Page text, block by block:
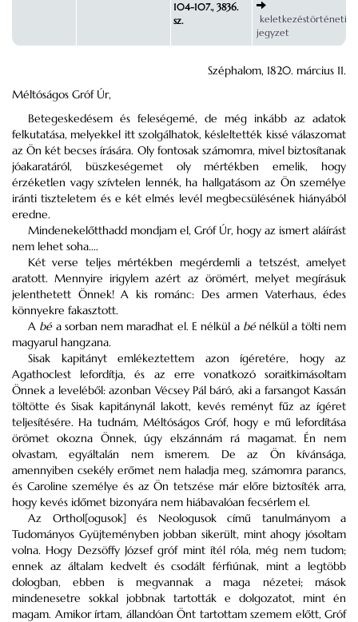
104-107., 3836.
sz.
keletkezéstörténeti
jegyzet
Széphalom, 1820. március 11.
Méltóságos Gróf Úr,
Betegeskedésem és feleségemé, de még inkább az adatok
felkutatása, melyekkel itt szolgálhatok, késleltették kissé válaszomat
az Ön két becses írására. Oly fontosak számomra, mivel biztosítanak
jóakaratáról, büszkeségemet oly mértékben emelik, hogy
érzéketlen vagy szívtelen lennék, ha hallgatásom az Ön személye
iránti tiszteletem és e két elmés levél megbecsülésének hiányából
eredne.
Mindenekelőtthadd mondjam el, Gróf Úr, hogy az ismert aláírást
nem lehet soha....
Két verse teljes mértékben megérdemli a tetszést, amelyet
aratott. Mennyire irigylem azért az örömért, melyet megírásuk
jelenthetett Önnek! A kis románc: Des armen Vaterhaus, édes
könnyekre fakasztott.
A béa sorban nem maradhat el. E nélkül a bénélkül a tölti nem
magyarul hangzana.
Sisak kapitányt emlékeztettem azon ígéretére, hogy az
Agathoclest lefordítja, és az erre vonatkozó soraitkimásoltam
Önnek a leveléből: azonban Vécsey Pál báró, aki a farsangot Kassán
töltötte és Sisak kapitánynál lakott, kevés reményt fűz az ígéret
teljesítésére. Ha tudnám, Méltóságos Gróf, hogy e mű lefordítása
örömet okozna Önnek, úgy elszánnám rá magamat. Én nem
olvastam, egyáltalán nem ismerem. De az Ön kívánsága,
amennyiben csekély erőmet nem haladja meg, számomra parancs,
és Caroline személye és az Ön tetszése már előre biztosíték arra,
hogy kevés időmet bizonyára nem hiábavalóan fecsérlem el.
Az Orthol[ogusok] és Neologusok című tanulmányom a
Tudományos Gyüjteményben jobban sikerült, mint ahogy jósoltam
volna. Hogy Dezsöffy József gróf mint ítél róla, még nem tudom;
ennek az általam kedvelt és csodált férfiúnak, mint a legtöbb
dologban, ebben is megvannak a maga nézetei; mások
mindenesetre sokkal jobbnak tartották e dolgozatot, mint én
magam. Amikor írtam, állandóan Önt tartottam szemem előtt, Gróf